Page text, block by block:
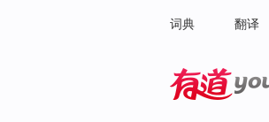
词典 翻译